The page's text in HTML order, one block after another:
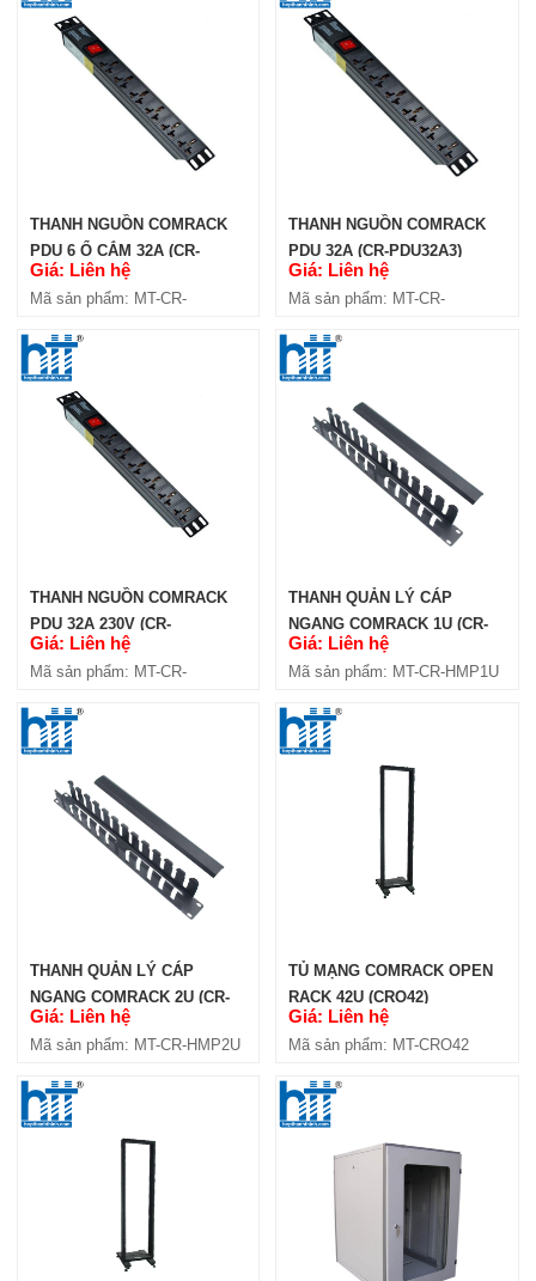
THANH NGUỒN COMRACK
PDU 6 Ổ CẮM 32A (CR-
PDU32A6)
Giá: Liên hệ
Mã sản phẩm: MT-CR-
THANH NGUỒN COMRACK
PDU 32A (CR-PDU32A3)
Giá: Liên hệ
Mã sản phẩm: MT-CR-
THANH NGUỒN COMRACK
PDU 32A 230V (CR-
PDU20C13-4C19-32A)
Giá: Liên hệ
Mã sản phẩm: MT-CR-
THANH QUẢN LÝ CÁP
NGANG COMRACK 1U (CR-
HMP1U)
Giá: Liên hệ
Mã sản phẩm: MT-CR-HMP1U
THANH QUẢN LÝ CÁP
NGANG COMRACK 2U (CR-
HMP2U)
Giá: Liên hệ
Mã sản phẩm: MT-CR-HMP2U
TỦ MẠNG COMRACK OPEN
RACK 42U (CRO42)
Giá: Liên hệ
Mã sản phẩm: MT-CRO42